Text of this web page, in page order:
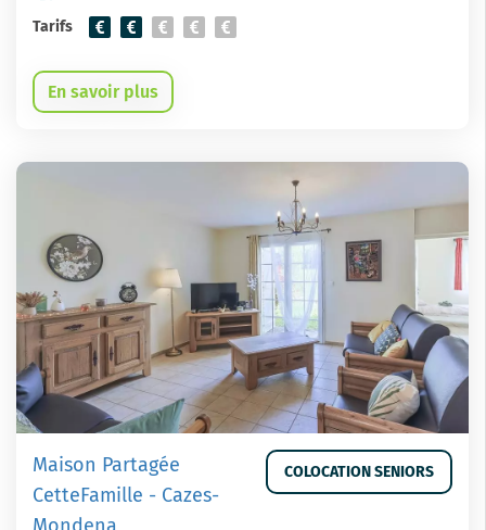
Tarifs
En savoir plus
Maison Partagée
CetteFamille - Cazes-
COLOCATION SENIORS